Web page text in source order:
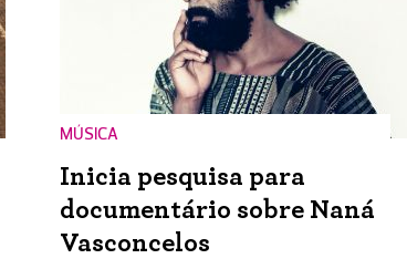
MÚSICA
Inicia pesquisa para
documentário sobre Naná
Vasconcelos